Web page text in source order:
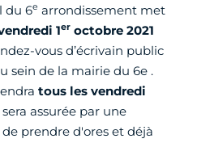
du 6e arrondissement met
1er octobre 2021
vous d’écrivain public
sein de la mairie du 6e .
tous les vendredi
assurée par une
prendre d'ores et déjà